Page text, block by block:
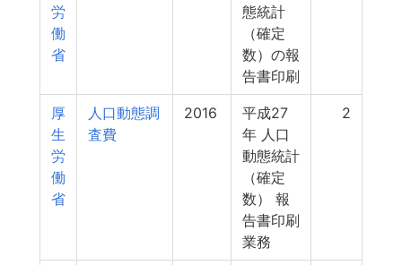
労
働
省
態統計
（確定
数）の報
告書印刷
厚
生
労
働
省
人口動態調
査費
2016
平成27
年 人口
動態統計
（確定
数） 報
告書印刷
業務
2